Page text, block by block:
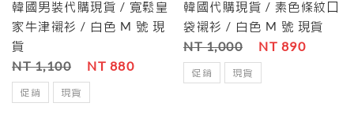
韓國男裝代購現貨 / 寬鬆皇
家牛津襯衫 / 白色 M 號 現
貨
NT 1,100 NT 880
促銷 現貨
韓國代購現貨 / 素色條紋口
袋襯衫 / 白色 M 號 現貨
NT 1,000 NT 890
促銷 現貨